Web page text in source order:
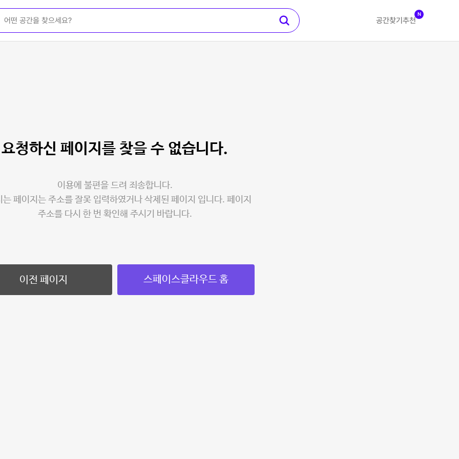
공간찾기 추천
N
요청하신 페이지를 찾을 수 없습니다.
이용에 불편을 드려 죄송합니다.
는 페이지는 주소를 잘못 입력하였거나 삭제된 페이지 입니다. 페이지
주소를 다시 한 번 확인해 주시기 바랍니다.
이전 페이지 스페이스클라우드 홈